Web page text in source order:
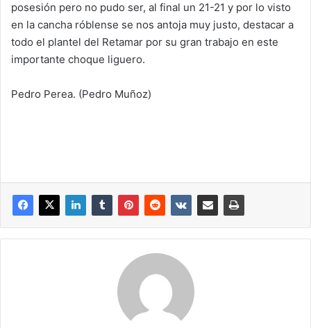
posesión pero no pudo ser, al final un 21-21 y por lo visto
en la cancha róblense se nos antoja muy justo, destacar a
todo el plantel del Retamar por su gran trabajo en este
importante choque liguero.
Pedro Perea. (Pedro Muñoz)